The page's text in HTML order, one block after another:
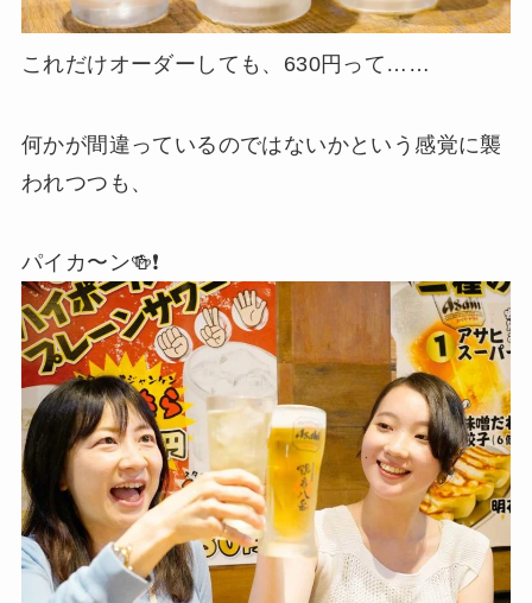
これだけオーダーしても、630円って……
何かが間違っているのではないかという感覚に襲
われつつも、
パイカ〜ン🍻❗️